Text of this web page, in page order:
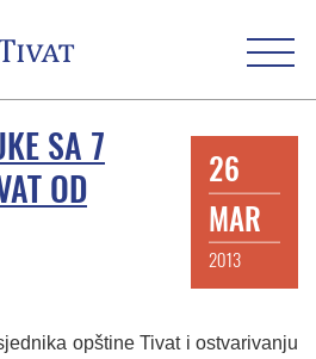
SA 7
OD
26
MAR
2013
opštine Tivat i ostvarivanju